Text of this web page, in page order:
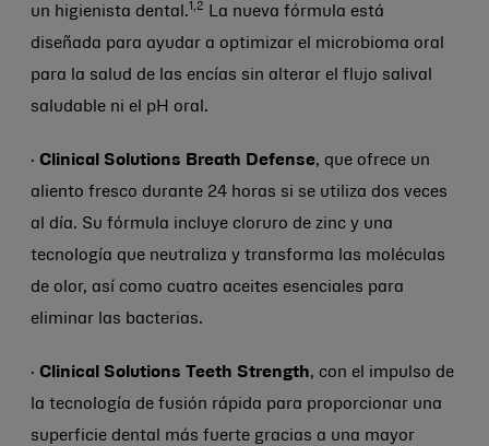
un higienista dental.1,2 La nueva fórmula está
diseñada para ayudar a optimizar el microbioma oral
para la salud de las encías sin alterar el flujo salival
saludable ni el pH oral.
· Clinical Solutions Breath Defense, que ofrece un
aliento fresco durante 24 horas si se utiliza dos veces
al día. Su fórmula incluye cloruro de zinc y una
tecnología que neutraliza y transforma las moléculas
de olor, así como cuatro aceites esenciales para
eliminar las bacterias.
· Clinical Solutions Teeth Strength, con el impulso de
la tecnología de fusión rápida para proporcionar una
superficie dental más fuerte gracias a una mayor